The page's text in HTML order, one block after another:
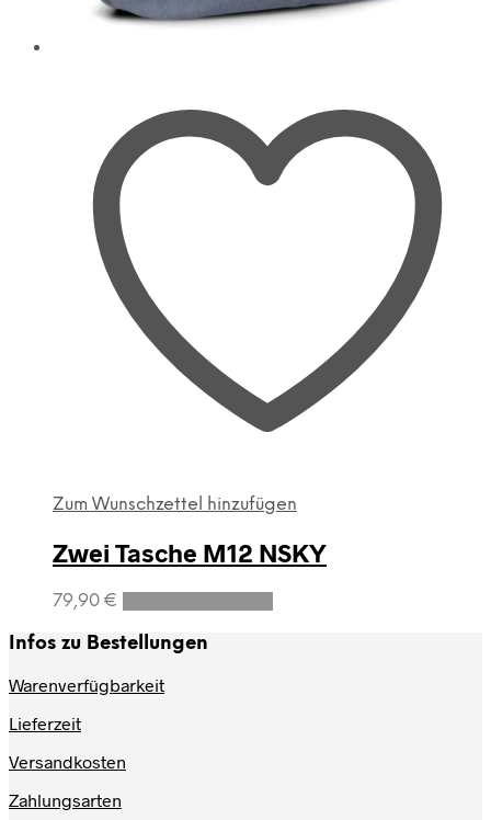
Zum Wunschzettel hinzufügen
Zwei Tasche M12 NSKY
79,90 €
Infos zu Bestellungen
Warenverfügbarkeit
Lieferzeit
Versandkosten
Zahlungsarten